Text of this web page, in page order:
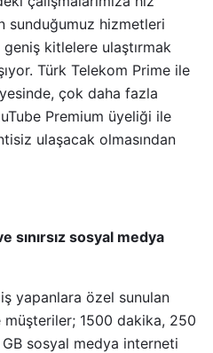
sunduğumuz hizmetleri
kitlelere ulaştırmak
Türk Telekom Prime ile
çok daha fazla
Premium üyeliği ile
ulaşacak olmasından
sınırsız sosyal medya
yapanlara özel sunulan
1500 dakika, 250
sosyal medya interneti